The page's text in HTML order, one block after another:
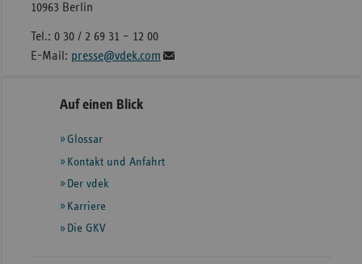
10963 Berlin
Tel.: 0 30 / 2 69 31 – 12 00
E-Mail: presse@vdek.com
Seitennavigation
Seitenleiste
weiteren
Informationen
Auf einen Blick
Glossar
Kontakt und Anfahrt
Der vdek
Karriere
Die GKV